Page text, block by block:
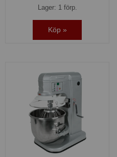
Lager: 1 förp.
Köp »